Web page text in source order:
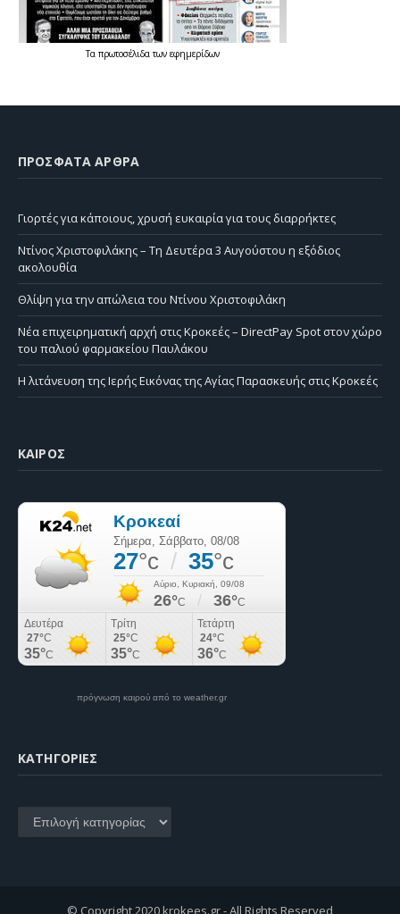
Τα πρωτοσέλιδατων εφημερίδων
ΠΡΌΣΦΑΤΑ ΆΡΘΡΑ
Γιορτές για κάποιους, χρυσή ευκαιρία για τους διαρρήκτες
Ντίνος Χριστοφιλάκης – Τη Δευτέρα 3 Αυγούστου η εξόδιος
ακολουθία
Θλίψη για την απώλεια του Ντίνου Χριστοφιλάκη
Νέα επιχειρηματική αρχή στις Κροκεές – DirectPay Spot στον χώρο
του παλιού φαρμακείου Παυλάκου
Η λιτάνευση της Ιερής Εικόνας της Αγίας Παρασκευής στις Κροκεές
ΚΑΙΡΌΣ
πρόγνωση καιρού από το weather.gr
KΑΤΗΓΟΡΊΕΣ
Kατηγορίες
© Copyright 2020 krokees.gr - All Rights Reserved